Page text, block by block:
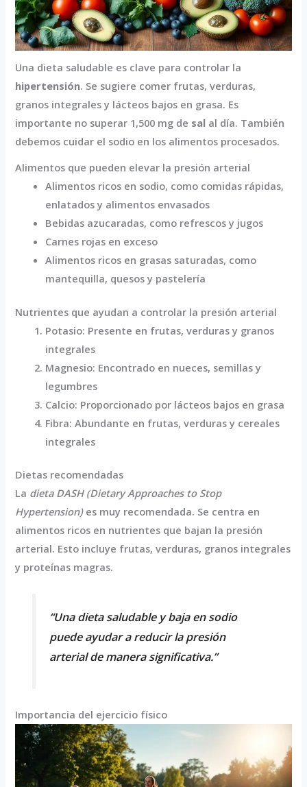
Una dieta saludable es clave para controlar la
hipertensión. Se sugiere comer frutas, verduras,
granos integrales y lácteos bajos en grasa. Es
importante no superar 1,500 mg de sal al día. También
debemos cuidar el sodio en los alimentos procesados.
Alimentos que pueden elevar la presión arterial
Alimentos ricos en sodio, como comidas rápidas,
enlatados y alimentos envasados
Bebidas azucaradas, como refrescos y jugos
Carnes rojas en exceso
Alimentos ricos en grasas saturadas, como
mantequilla, quesos y pastelería
Nutrientes que ayudan a controlar la presión arterial
Potasio: Presente en frutas, verduras y granos
integrales
Magnesio: Encontrado en nueces, semillas y
legumbres
Calcio: Proporcionado por lácteos bajos en grasa
Fibra: Abundante en frutas, verduras y cereales
integrales
Dietas recomendadas
La dieta DASH (Dietary Approaches to Stop
Hypertension)es muy recomendada. Se centra en
alimentos ricos en nutrientes que bajan la presión
arterial. Esto incluye frutas, verduras, granos integrales
y proteínas magras.
“Una dieta saludable y baja en sodio
puede ayudar a reducir la presión
arterial de manera significativa.”
Importancia del ejercicio físico